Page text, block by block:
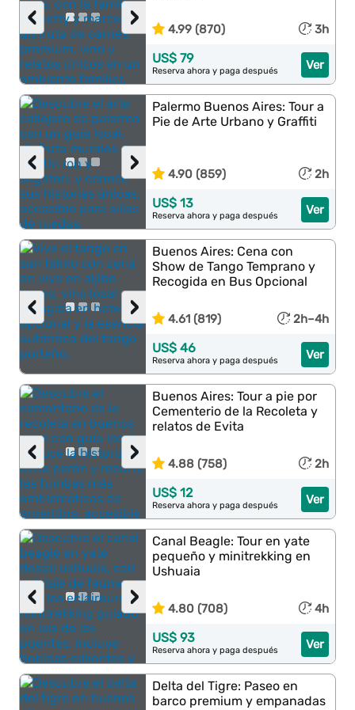
›
‹ 4.99 (870) 3h
Ver
US$ 79
Reserva ahora y paga después
›
‹
Palermo Buenos Aires: Tour a
Pie de Arte Urbano y Graffiti
4.90 (859) 2h
Ver
US$ 13
Reserva ahora y paga después
›
‹
Buenos Aires: Cena con
Show de Tango Temprano y
Recogida en Bus Opcional
4.61 (819) 2h–4h
Ver
US$ 46
Reserva ahora y paga después
›
‹
Buenos Aires: Tour a pie por
Cementerio de la Recoleta y
relatos de Evita
4.88 (758) 2h
Ver
US$ 12
Reserva ahora y paga después
›
‹
Canal Beagle: Tour en yate
pequeño y minitrekking en
Ushuaia
4.80 (708) 4h
Ver
US$ 93
Reserva ahora y paga después
Delta del Tigre: Paseo en
barco premium y empanadas